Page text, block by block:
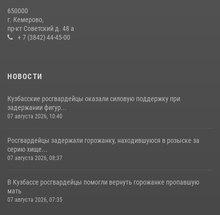
детского дома в рамках всероссийской акции
20 июля 2026, 10:54
650000
г. Кемерово,
пр-кт Советский д. 48 а
+ 7 (3842) 44-45-00
НОВОСТИ
Кузбасские росгвардейцы оказали силовую поддержку при
задержании фигур...
07 августа 2026, 10:40
Росгвардейцы задержали горожанку, находившуюся в розыске за
серию хище...
07 августа 2026, 08:37
В Кузбассе росгвардейцы помогли вернуть горожанке пропавшую
мать
07 августа 2026, 07:35